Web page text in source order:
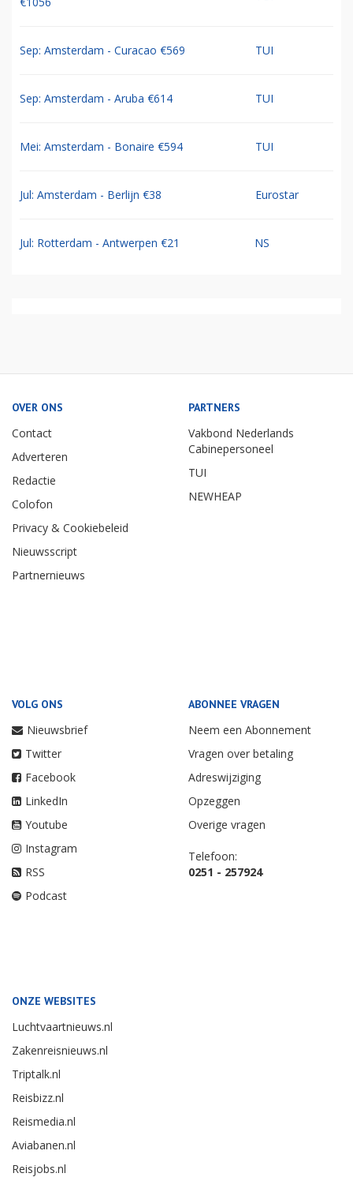
Sep: Amsterdam - Curacao €569 TUI
Sep: Amsterdam - Aruba €614 TUI
Mei: Amsterdam - Bonaire €594 TUI
Jul: Amsterdam - Berlijn €38 Eurostar
Jul: Rotterdam - Antwerpen €21 NS
OVER ONS
Contact
Adverteren
Redactie
Colofon
Privacy & Cookiebeleid
Nieuwsscript
Partnernieuws
PARTNERS
Vakbond Nederlands
Cabinepersoneel
TUI
NEWHEAP
VOLG ONS
Nieuwsbrief
Twitter
Facebook
LinkedIn
Youtube
Instagram
RSS
Podcast
ABONNEE VRAGEN
Neem een Abonnement
Vragen over betaling
Adreswijziging
Opzeggen
Overige vragen
Telefoon:
0251 - 257924
ONZE WEBSITES
Luchtvaartnieuws.nl
Zakenreisnieuws.nl
Triptalk.nl
Reisbizz.nl
Reismedia.nl
Aviabanen.nl
Reisjobs.nl